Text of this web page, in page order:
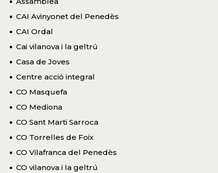
CAI Avinyonet del Penedès
CAI Ordal
Cai vilanova i la geltrú
Casa de Joves
Centre acció integral
CO Masquefa
CO Mediona
CO Sant Marti Sarroca
CO Torrelles de Foix
CO Vilafranca del Penedès
CO vilanova i la geltrú